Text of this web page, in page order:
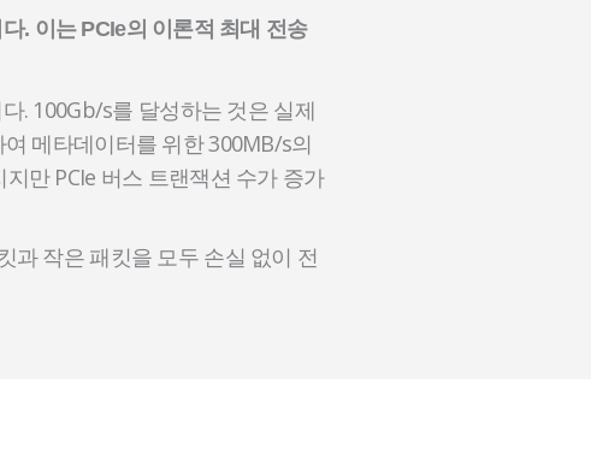
. 이는 PCIe의 이론적 최대 전송
. 100Gb/s를 달성하는 것은 실제
메타데이터를 위한 300MB/s의
만 PCIe 버스 트랜잭션 수가 증가
과 작은 패킷을 모두 손실 없이 전